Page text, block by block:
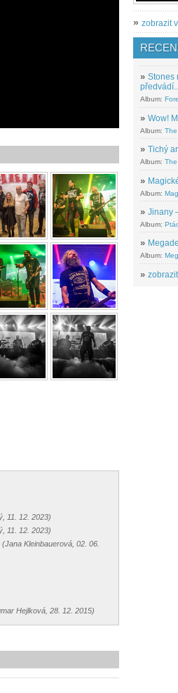
11. 12. 2023)
11. 12. 2023)
(Jana Kleinbauerová, 02. 06.
Hejlková, 28. 12. 2015)
» zobrazit
» Stones
Album:
» Wow!
Album:
» Tichý
Album:
»
Album:
» Jinany
Album:
»
Album:
»